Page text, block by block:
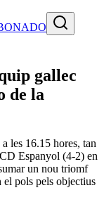
gallec
de la
les 16.15 hores, tan
Espanyol (4-2) en
un nou triomf
el pols pels objectius